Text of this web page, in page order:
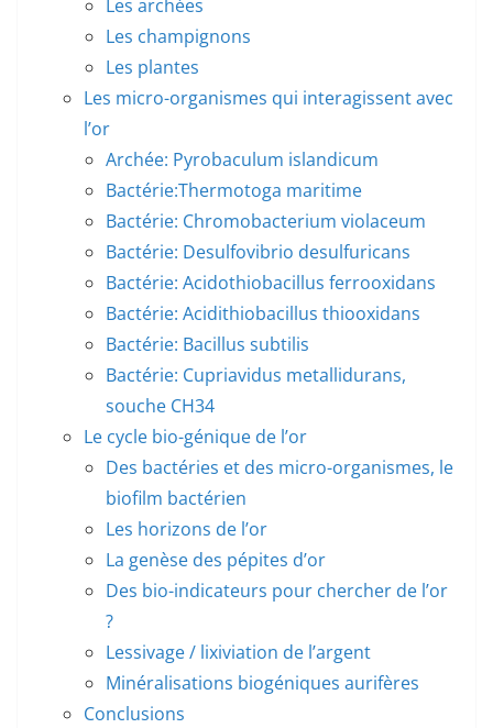
Les archées
Les champignons
Les plantes
Les micro-organismes qui interagissent avec
l’or
Archée: Pyrobaculum islandicum
Bactérie:Thermotoga maritime
Bactérie: Chromobacterium violaceum
Bactérie: Desulfovibrio desulfuricans
Bactérie: Acidothiobacillus ferrooxidans
Bactérie: Acidithiobacillus thiooxidans
Bactérie: Bacillus subtilis
Bactérie: Cupriavidus metallidurans,
souche CH34
Le cycle bio-génique de l’or
Des bactéries et des micro-organismes, le
biofilm bactérien
Les horizons de l’or
La genèse des pépites d’or
Des bio-indicateurs pour chercher de l’or
?
Lessivage / lixiviation de l’argent
Minéralisations biogéniques aurifères
Conclusions